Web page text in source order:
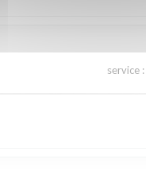
service :